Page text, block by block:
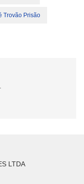
Trovão Prisão
LTDA